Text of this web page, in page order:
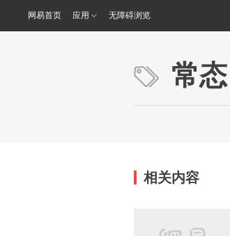
网易首页 应用 无障碍浏览
常态
相关内容